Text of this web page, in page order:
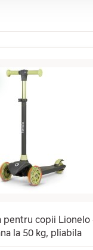
pentru copii Lionelo
la 50 kg, pliabila